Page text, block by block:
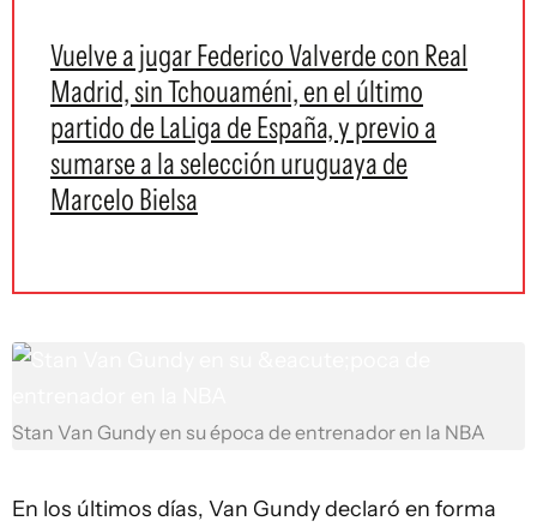
Vuelve a jugar Federico Valverde con Real
Madrid, sin Tchouaméni, en el último
partido de LaLiga de España, y previo a
sumarse a la selección uruguaya de
Marcelo Bielsa
Stan Van Gundy en su época de entrenador en la NBA
En los últimos días, Van Gundy declaró en forma